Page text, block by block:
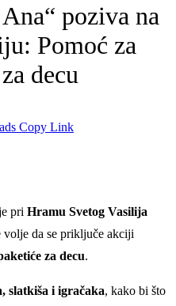
poziva na
Pomoć za
decu
Copy Link
pri Hramu Svetog Vasilija
volje da se priključe akciji
za decu.
slatkiša i igračaka, kako bi što